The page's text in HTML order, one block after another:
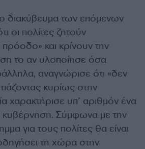
διακύβευμα των επόμενων
οι πολίτες ζητούν
και κρίνουν την
το αν υλοποίησε όσα
αναγνώρισε ότι «δεν
κυρίως στην
χαρακτήρισε υπ’ αριθμόν ένα
κυβέρνηση. Σύμφωνα με την
για τους πολίτες θα είναι
τη χώρα στην